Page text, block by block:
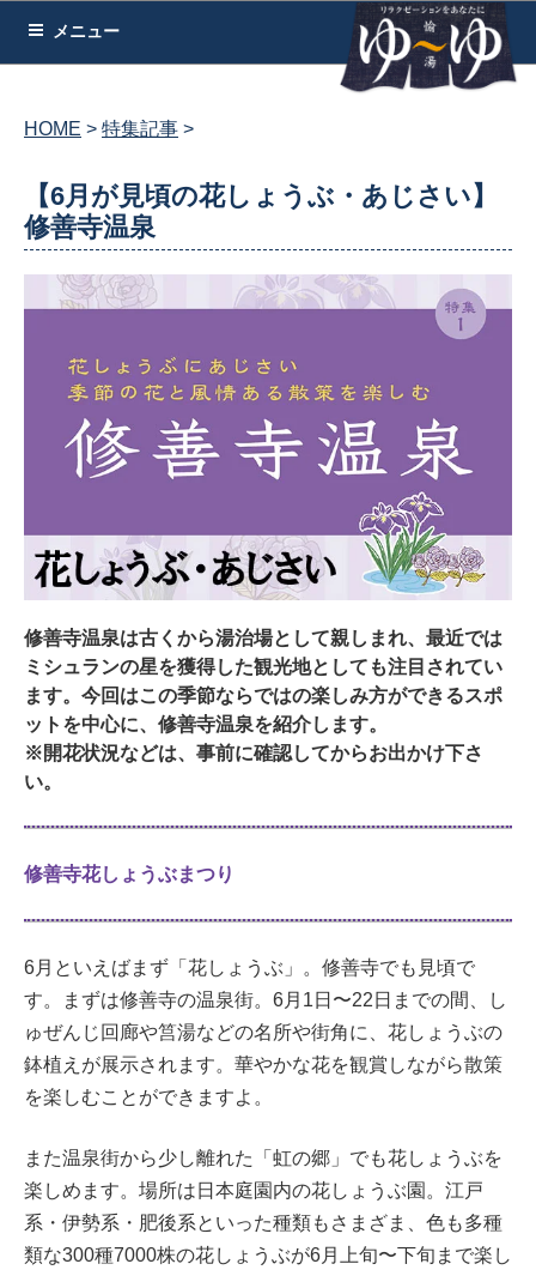
メニュー
HOME 特集記事
【6月が見頃の花しょうぶ・あじさい】
修善寺温泉
修善寺温泉は古くから湯治場として親しまれ、最近では
ミシュランの星を獲得した観光地としても注目されてい
ます。今回はこの季節ならではの楽しみ方ができるスポ
ットを中心に、修善寺温泉を紹介します。
※開花状況などは、事前に確認してからお出かけ下さ
い。
修善寺花しょうぶまつり
6月といえばまず「花しょうぶ」。修善寺でも見頃で
す。まずは修善寺の温泉街。6月1日〜22日までの間、し
ゅぜんじ回廊や筥湯などの名所や街角に、花しょうぶの
鉢植えが展示されます。華やかな花を観賞しながら散策
を楽しむことができますよ。
また温泉街から少し離れた「虹の郷」でも花しょうぶを
楽しめます。場所は日本庭園内の花しょうぶ園。江戸
系・伊勢系・肥後系といった種類もさまざま、色も多種
類な300種7000株の花しょうぶが6月上旬〜下旬まで楽し